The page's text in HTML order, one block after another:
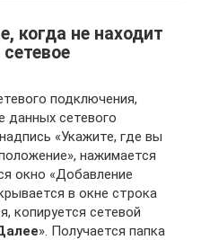
когда не находит
подключения,
данных сетевого
«Укажите, где вы
нажимается
окно «Добавление
в окне строка
копируется сетевой
». Получается папка